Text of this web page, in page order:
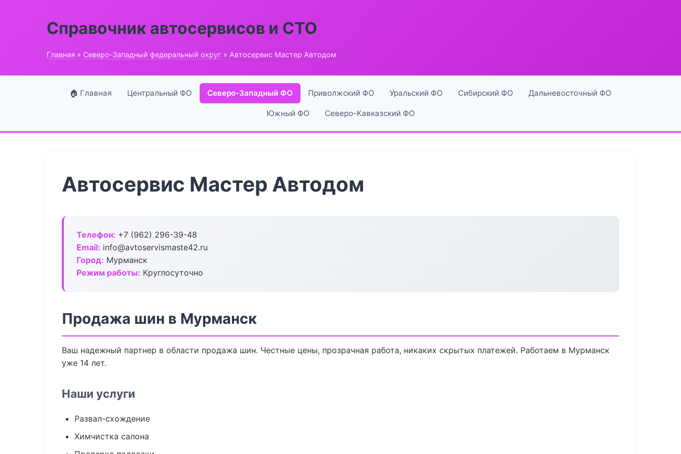
Справочник автосервисов и СТО
Главная » Северо-Западный федеральный округ » Автосервис Мастер Автодом
🏠 Главная Центральный ФО Северо-Западный ФО Приволжский ФО Уральский ФО Сибирский ФО Дальневосточный ФО
Южный ФО Северо-Кавказский ФО
Автосервис Мастер Автодом
Телефон: +7 (962) 296-39-48
Email: info@avtoservismaste42.ru
Город: Мурманск
Режим работы: Круглосуточно
Продажа шин в Мурманск
Ваш надежный партнер в области продажа шин. Честные цены, прозрачная работа, никаких скрытых платежей. Работаем в Мурманск
уже 14 лет.
Наши услуги
Развал-схождение
Химчистка салона